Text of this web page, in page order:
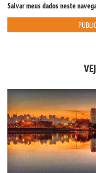
Salvar meus dados neste